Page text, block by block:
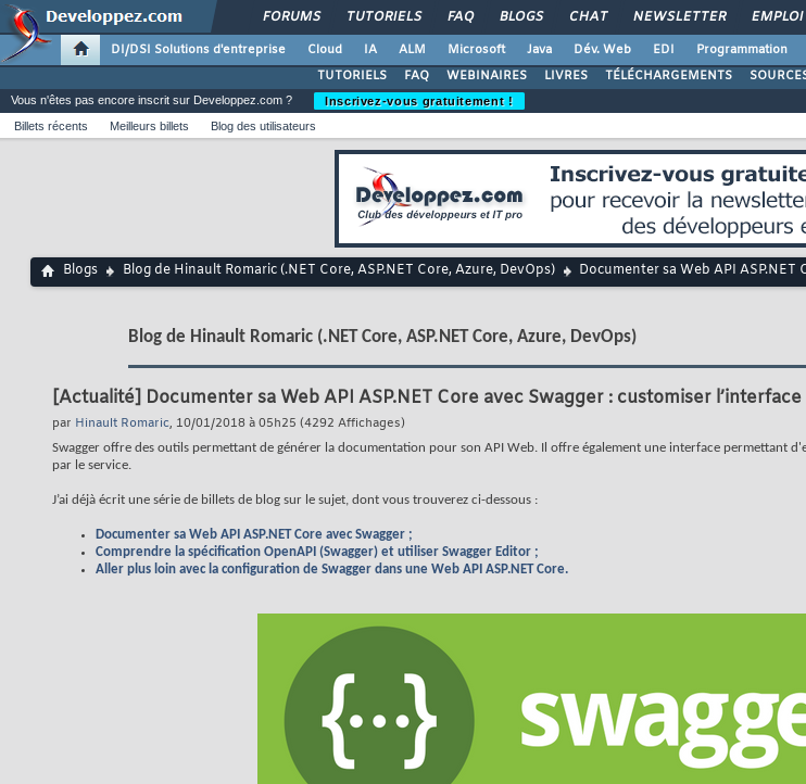
FORUMS TUTORIELS FAQ BLOGS CHAT NEWSLETTER EMPLOI
DI/DSI Solutions d'entreprise Cloud IA ALM Microsoft Java Dév. Web EDI Programmation
TUTORIELS
FAQ WEBINAIRES LIVRES TÉLÉCHARGEMENTS
Vous n'êtes pas encore inscrit sur Developpez.com ?
Inscrivez-vous gratuitement !
Billets récents
Meilleurs billets Blog des utilisateurs
Blogs Blog de Hinault Romaric (.NET Core, ASP.NET Core, Azure, DevOps) Documenter sa Web API ASP.NET
Blog de Hinault Romaric (.NET Core, ASP.NET Core, Azure, DevOps)
[Actualité] Documenter sa Web API ASP.NET Core avec Swagger : customiser
par Hinault Romaric, 10/01/2018 à 05h25 (4292 Affichages)
Swagger offre des outils permettant de générer la documentation pour son API Web. Il offre également une interface permettant
par le service.
J’ai déjà écrit une série de billets de blog sur le sujet, dont vous trouverez ci-dessous :
Documenter sa Web API ASP.NET Core avec Swagger ;
Comprendre la spécification OpenAPI (Swagger) et utiliser Swagger Editor ;
Aller plus loin avec la configuration de Swagger dans une Web API ASP.NET Core.